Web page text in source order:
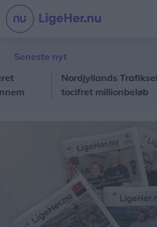
Seneste nyt
Nordjyllands
tocifret millionbeløb